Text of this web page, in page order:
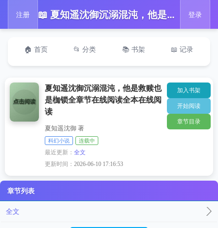
注册 📖 夏知遥沈御沉溺混沌，他是救赎也是枷锁全章节在线阅读全本在线阅读 登录
🏠 首页 📂 分类 📚 书架 📖 记录
夏知遥沈御沉溺混沌，他是救赎也
是枷锁全章节在线阅读全本在线阅
读
夏知遥沈御 著
科幻小说 连载中
最近更新：全文
更新时间：2026-06-10 17:16:53
加入书架
开始阅读
章节目录
章节列表
全文